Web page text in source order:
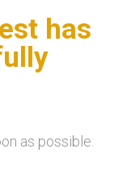
has
as possible.